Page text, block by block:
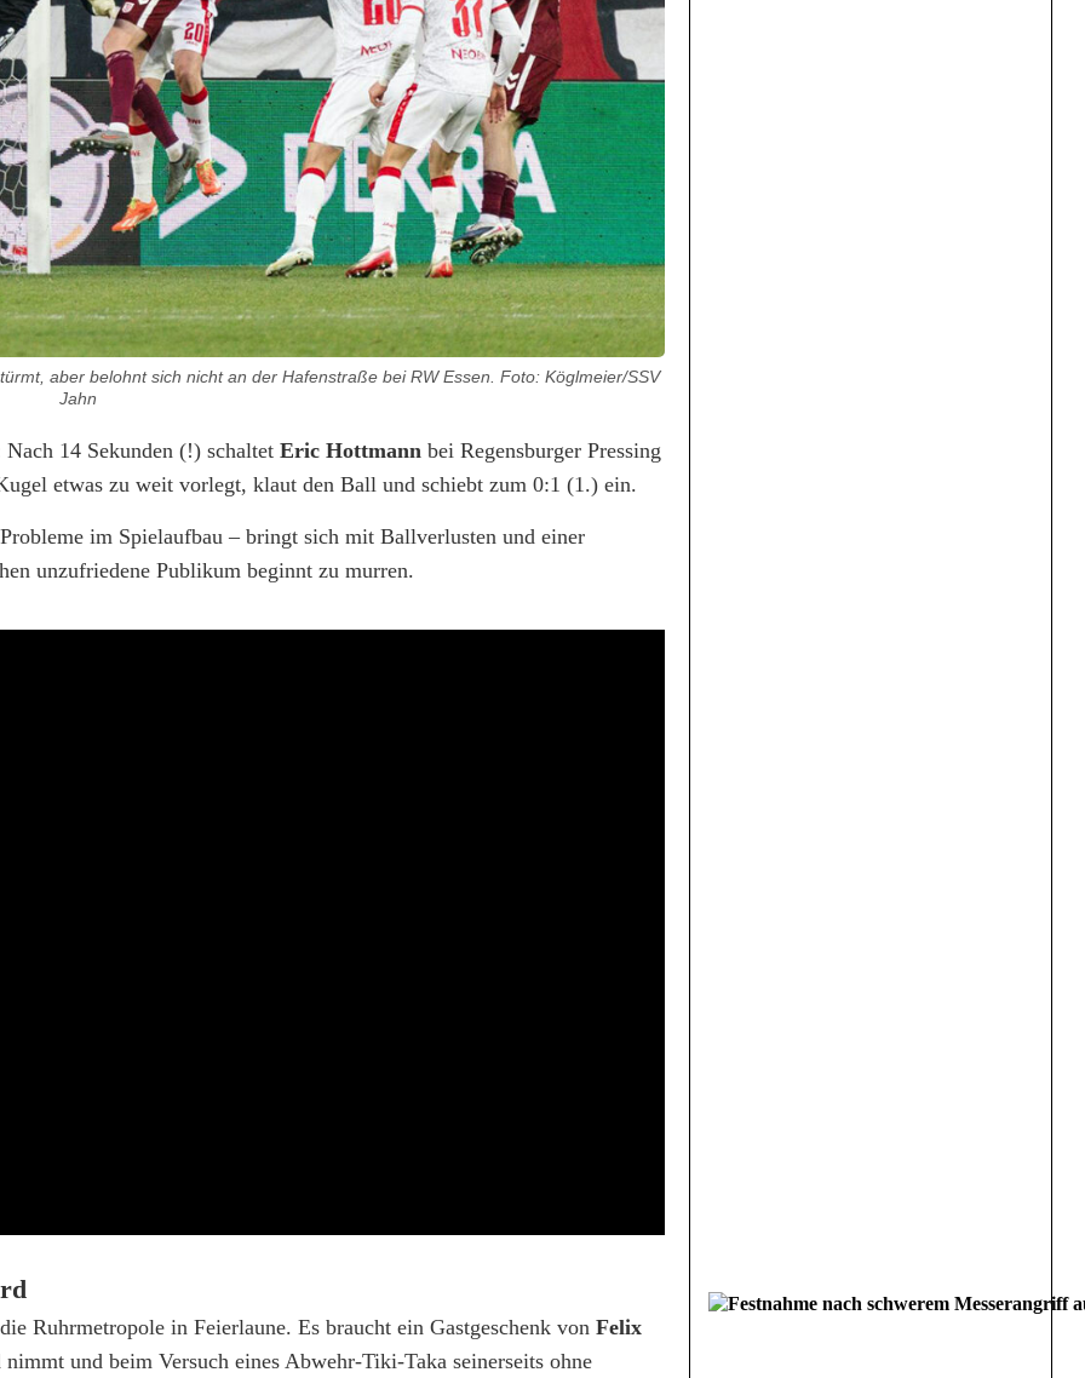
aber belohnt sich nicht an der Hafenstraße bei RW Essen. Foto: Köglmeier/SSV
Jahn
14 Sekunden (!) schaltet Eric Hottmann bei Regensburger Pressing
etwas zu weit vorlegt, klaut den Ball und schiebt zum 0:1 (1.) ein.
im Spielaufbau – bringt sich mit Ballverlusten und einer
unzufriedene Publikum beginnt zu murren.
Ruhrmetropole in Feierlaune. Es braucht ein Gastgeschenk von Felix
und beim Versuch eines Abwehr-Tiki-Taka seinerseits ohne